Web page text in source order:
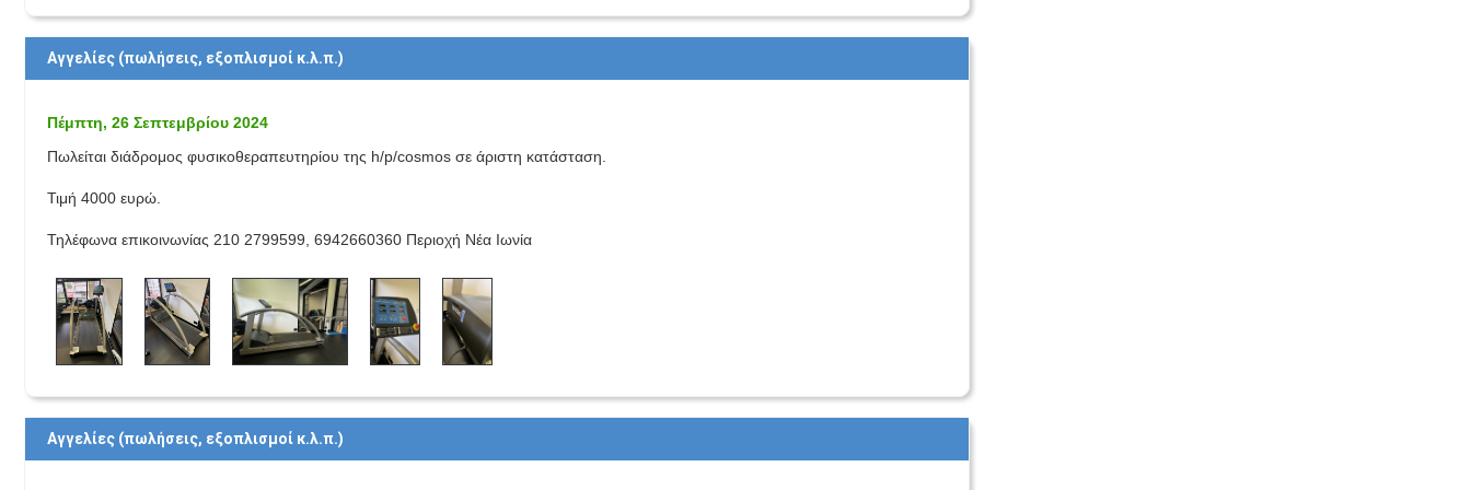
Αγγελίες (πωλήσεις, εξοπλισμοί κ.λ.π.)
Πέμπτη, 26 Σεπτεμβρίου 2024
Πωλείται διάδρομος φυσικοθεραπευτηρίου της h/p/cosmos σε άριστη κατάσταση.
Τιμή 4000 ευρώ.
Τηλέφωνα επικοινωνίας 210 2799599, 6942660360 Περιοχή Νέα Ιωνία
Αγγελίες (πωλήσεις, εξοπλισμοί κ.λ.π.)